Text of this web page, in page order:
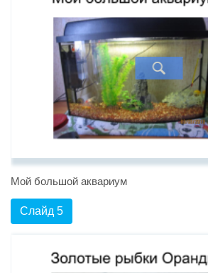
Мой большой аквариум
Слайд 5